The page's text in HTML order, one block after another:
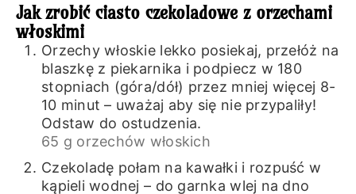
Jak zrobić ciasto czekoladowe z orzechami
włoskimi
Orzechy włoskie lekko posiekaj, przełóż na
blaszkę z piekarnika i podpiecz w 180
stopniach (góra/dół) przez mniej więcej 8-
10 minut – uważaj aby się nie przypaliły!
Odstaw do ostudzenia.
65 g orzechów włoskich
Czekoladę połam na kawałki i rozpuść w
kąpieli wodnej – do garnka wlej na dno